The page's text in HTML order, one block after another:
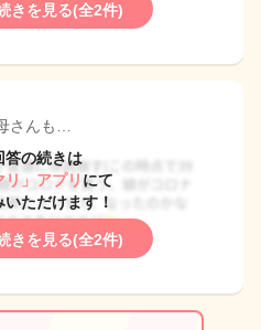
きを見る(全2件)
さんも…
答の続きは
リ」アプリ にて
いただけます！
きを見る(全2件)